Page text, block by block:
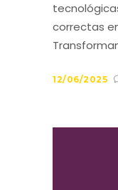
correctas
12/06/2025